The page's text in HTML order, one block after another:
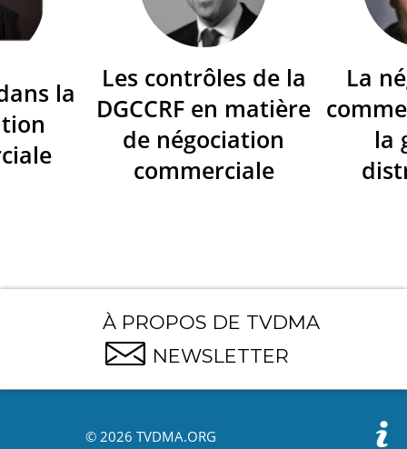
la
Les contrôles de la
DGCCRF en matière
de négociation
commerciale
La
la
À PROPOS DE TVDMA
NEWSLETTER
© 2026 TVDMA.ORG